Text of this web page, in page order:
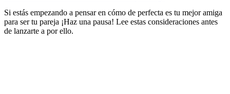
Si estás empezando a pensar en cómo de perfecta es tu mejor amiga
para ser tu pareja ¡Haz una pausa! Lee estas consideraciones antes
de lanzarte a por ello.